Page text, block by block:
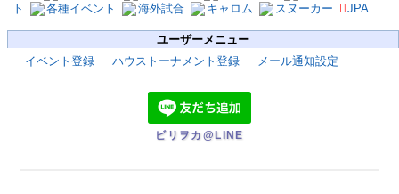
ト
各種イベント 海外試合 キャロム スヌーカー JPA
ユーザーメニュー
イベント登録
ハウストーナメント登録 メール通知設定
ビリヲカ@LINE